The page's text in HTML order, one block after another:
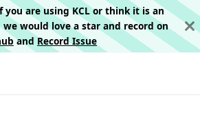
you are using KCL or think it is an
would love a star and record on
and Record Issue